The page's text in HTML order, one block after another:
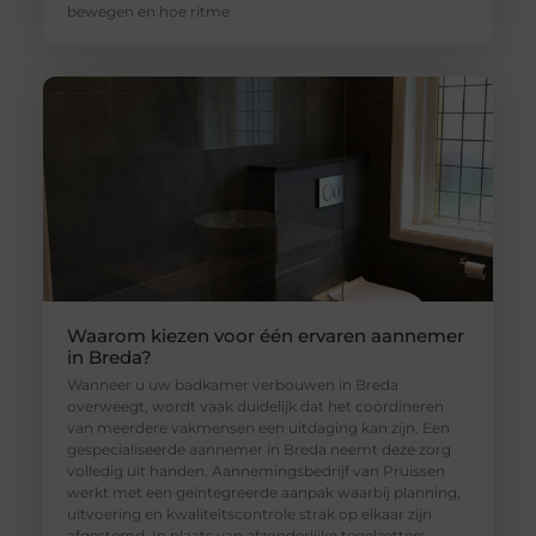
bewegen en hoe ritme
Waarom kiezen voor één ervaren aannemer
in Breda?
Wanneer u uw badkamer verbouwen in Breda
overweegt, wordt vaak duidelijk dat het coördineren
van meerdere vakmensen een uitdaging kan zijn. Een
gespecialiseerde aannemer in Breda neemt deze zorg
volledig uit handen. Aannemingsbedrijf van Pruissen
werkt met een geïntegreerde aanpak waarbij planning,
uitvoering en kwaliteitscontrole strak op elkaar zijn